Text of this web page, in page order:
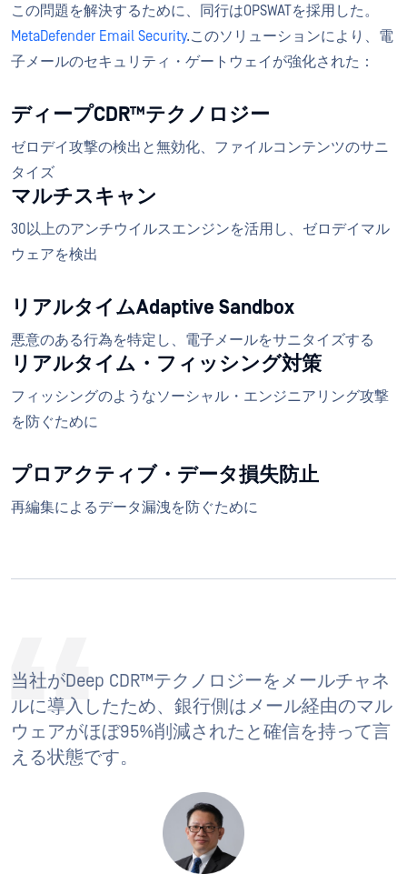
この問題を解決するために、同行はOPSWATを採用した。
MetaDefender Email Security.このソリューションにより、電
子メールのセキュリティ・ゲートウェイが強化された：
ディープCDR™テクノロジー
ゼロデイ攻撃の検出と無効化、ファイルコンテンツのサニ
タイズ
マルチスキャン
30以上のアンチウイルスエンジンを活用し、ゼロデイマル
ウェアを検出
リアルタイムAdaptive Sandbox
悪意のある行為を特定し、電子メールをサニタイズする
リアルタイム・フィッシング対策
フィッシングのようなソーシャル・エンジニアリング攻撃
を防ぐために
プロアクティブ・データ損失防止
再編集によるデータ漏洩を防ぐために
当社がDeep CDR™テクノロジーをメールチャネ
ルに導入したため、銀行側はメール経由のマル
ウェアがほぼ95%削減されたと確信を持って言
える状態です。